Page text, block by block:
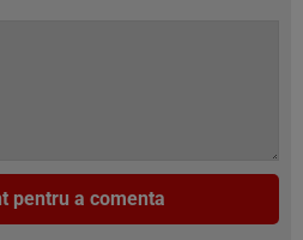
pentru a comenta